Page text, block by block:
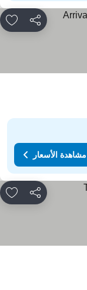
مشاركة
مشاهدة الأسعار
مشاركة